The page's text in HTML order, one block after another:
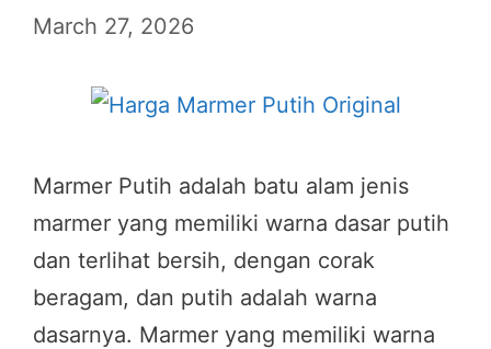
March 27, 2026
Marmer Putih adalah batu alam jenis
marmer yang memiliki warna dasar putih
dan terlihat bersih, dengan corak
beragam, dan putih adalah warna
dasarnya. Marmer yang memiliki warna